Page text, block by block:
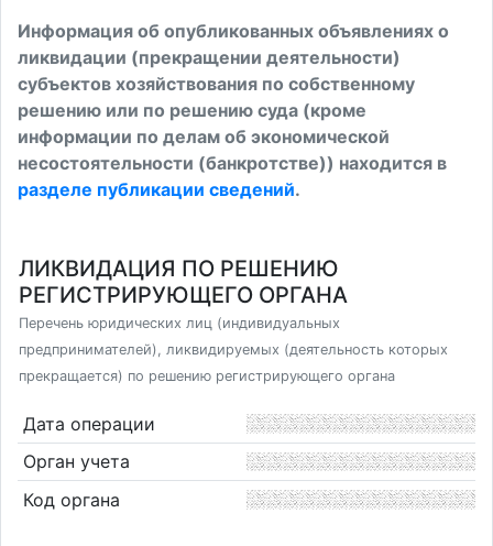
Информация об опубликованных объявлениях о
ликвидации (прекращении деятельности)
субъектов хозяйствования по собственному
решению или по решению суда (кроме
информации по делам об экономической
несостоятельности (банкротстве)) находится в
разделе публикации сведений.
ЛИКВИДАЦИЯ ПО РЕШЕНИЮ
РЕГИСТРИРУЮЩЕГО ОРГАНА
Перечень юридических лиц (индивидуальных
предпринимателей), ликвидируемых (деятельность которых
прекращается) по решению регистрирующего органа
Дата операции
Орган учета
Код органа